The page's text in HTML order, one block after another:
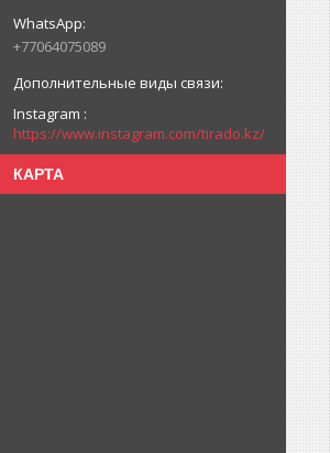
+77064075089
Instagram
https://www.instagram.com/tirado.kz/
КАРТА